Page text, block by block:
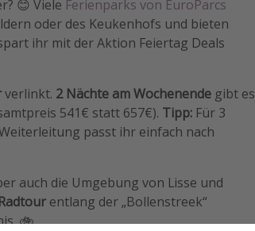
😊 Viele Ferienparks von EuroParcs
oder des Keukenhofs und bieten
ihr mit der Aktion Feiertag Deals
verlinkt. 2 Nächte am Wochenende gibt es
541€ statt 657€). Tipp: Für 3
passt ihr einfach nach
auch die Umgebung von Lisse und
Radtour entlang der „Bollenstreek“
🚲